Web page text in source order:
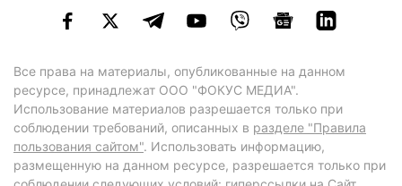
Все права на материалы, опубликованные на данном
ресурсе, принадлежат ООО "ФОКУС МЕДИА".
Использование материалов разрешается только при
соблюдении требований, описанных в разделе "Правила
пользования сайтом". Использовать информацию,
размещенную на данном ресурсе, разрешается только при